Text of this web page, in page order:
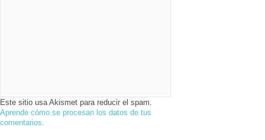
Este sitio usa Akismet para reducir el spam.
Aprende cómo se procesan los datos de tus
comentarios.